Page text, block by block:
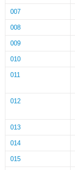
007
008
009
010
011
012
013
014
015